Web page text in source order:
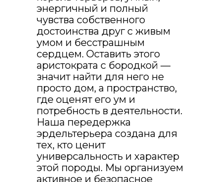
энергичный и полный
чувства собственного
достоинства друг с живым
умом и бесстрашным
сердцем. Оставить этого
аристократа с бородкой —
значит найти для него не
просто дом, а пространство,
где оценят его ум и
потребность в деятельности.
Наша передержка
эрдельтерьера создана для
тех, кто ценит
универсальность и характер
этой породы. Мы организуем
активное и безопасное
это купон на
скидку 10% на
любую услугу
для любимой
собаки
чтоб закрепить скидку навсегда,
нажмите на купон👇
🐕 ПЁСИЙ КУПОН